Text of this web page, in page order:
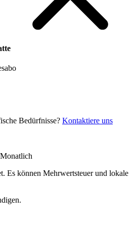
Bedürfnisse? Kontaktiere uns
Es können Mehrwertsteuer und lokale